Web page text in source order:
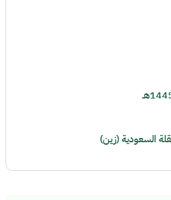
السعودية (زين)